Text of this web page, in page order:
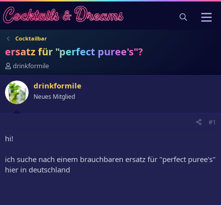
Cocktailbar
ersatz für "perfect puree's"?
E
r
s
t
e
r
drinkformile
drinkformile
Neues Mitglied
#1
hi!
ich suche nach einem brauchbaren ersatz für "perfect puree's"
hier in deutschland